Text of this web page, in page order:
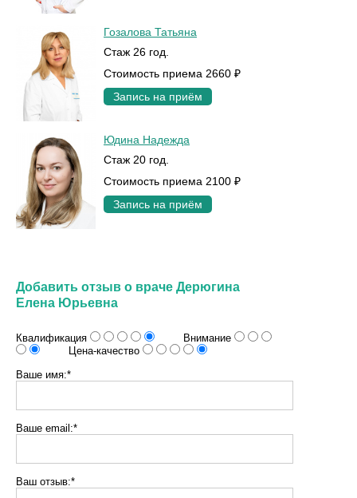
Гозалова Татьяна
Стаж 26 год.
Стоимость приема 2660 ₽
Запись на приём
Юдина Надежда
Стаж 20 год.
Стоимость приема 2100 ₽
Запись на приём
Добавить отзыв о враче Дерюгина
Елена Юрьевна
Квалификация
Внимание
Цена-качество
Ваше имя:*
Ваше email:*
Ваш отзыв:*